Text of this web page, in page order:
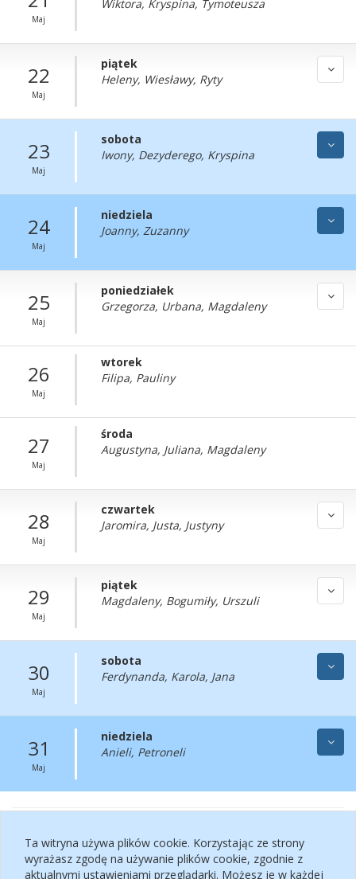
Maj
Wiktora, Kryspina, Tymoteusza
22
Maj
piątek
Heleny, Wiesławy, Ryty
23
Maj
sobota
Iwony, Dezyderego, Kryspina
24
Maj
niedziela
Joanny, Zuzanny
25
Maj
poniedziałek
Grzegorza, Urbana, Magdaleny
26
Maj
wtorek
Filipa, Pauliny
27
Maj
środa
Augustyna, Juliana, Magdaleny
28
Maj
czwartek
Jaromira, Justa, Justyny
29
Maj
piątek
Magdaleny, Bogumiły, Urszuli
30
Maj
sobota
Ferdynanda, Karola, Jana
31
Maj
niedziela
Anieli, Petroneli
Powrót na start
Ta witryna używa plików cookie. Korzystając ze strony
wyrażasz zgodę na używanie plików cookie, zgodnie z
aktualnymi ustawieniami przeglądarki. Możesz je w każdej